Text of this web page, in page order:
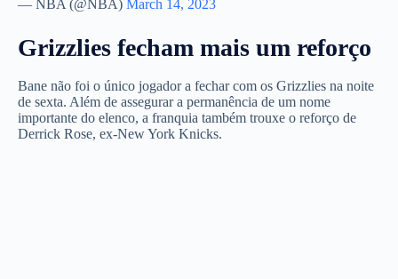
— NBA (@NBA) March 14, 2023
Grizzlies fecham mais um reforço
Bane não foi o único jogador a fechar com os Grizzlies na noite
de sexta. Além de assegurar a permanência de um nome
importante do elenco, a franquia também trouxe o reforço de
Derrick Rose, ex-New York Knicks.